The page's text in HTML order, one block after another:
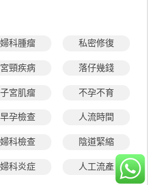
婦科腫瘤 私密修復
宮頸疾病 落仔幾錢
子宮肌瘤 不孕不育
早孕檢查 人流時間
婦科檢查 陰道緊縮
婦科炎症 人工流產